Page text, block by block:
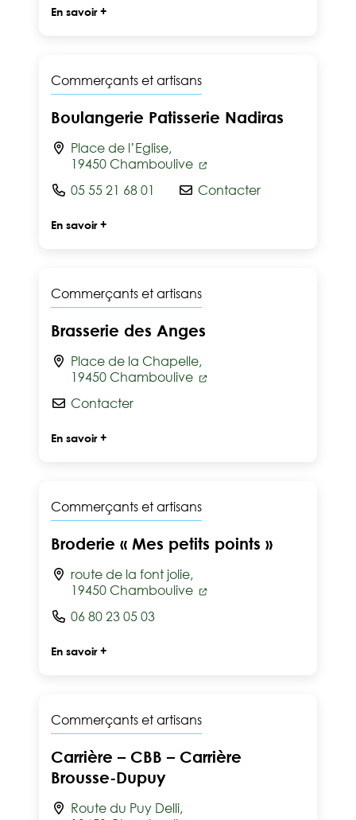
En savoir +
Commerçants et artisans
Boulangerie Patisserie Nadiras
Place de l’Eglise,
19450 Chamboulive
05 55 21 68 01
Contacter
En savoir +
Commerçants et artisans
Brasserie des Anges
Place de la Chapelle,
19450 Chamboulive
Contacter
En savoir +
Commerçants et artisans
Broderie « Mes petits points »
route de la font jolie,
19450 Chamboulive
06 80 23 05 03
En savoir +
Commerçants et artisans
Carrière – CBB – Carrière
Brousse-Dupuy
Route du Puy Delli,